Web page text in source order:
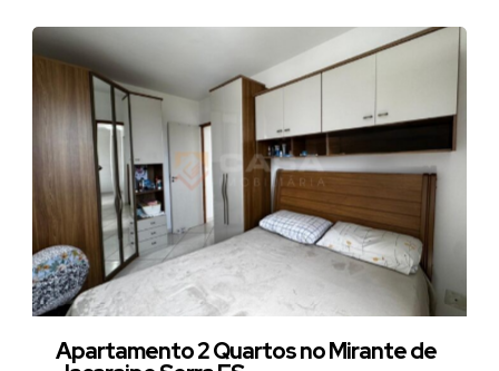
Apartamento 2 Quartos no Mirante de